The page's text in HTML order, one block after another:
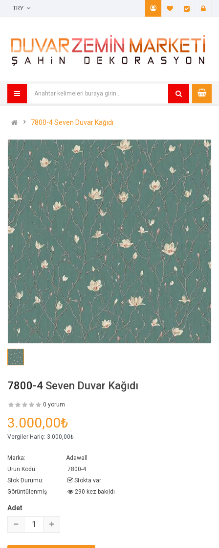
A. Listem
7800-4 Seven Duvar Kağıdı
7800-4 Seven Duvar Kağıdı
0 yorum
3.000,00₺
Vergiler Hariç: 3.000,00₺
Marka:
Adawall
Ürün Kodu:
7800-4
Stok Durumu:
Stokta var
Görüntülenmiş
290 kez bakıldı
Adet